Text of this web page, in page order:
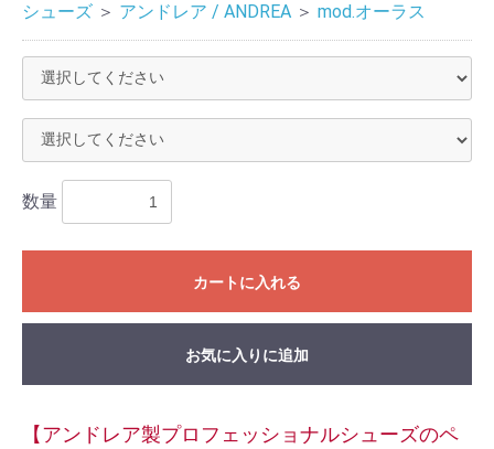
シューズ ＞ アンドレア / ANDREA ＞ mod.オーラス
数量
カートに入れる
お気に入りに追加
【アンドレア製プロフェッショナルシューズのペ